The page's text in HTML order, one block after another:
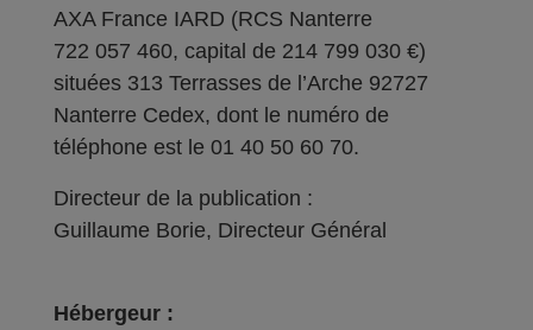
AXA France IARD (RCS Nanterre
722 057 460, capital de 214 799 030 €)
situées 313 Terrasses de l’Arche 92727
Nanterre Cedex, dont le numéro de
téléphone est le 01 40 50 60 70.
Directeur de la publication :
Guillaume Borie, Directeur Général
Hébergeur :